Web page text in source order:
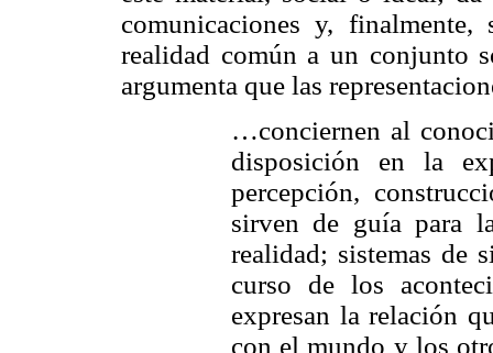
comunicaciones y,
realidad común a un conjunto
argumenta que las
…conciernen al
disposición en la
percepción,
sirven de guía para
realidad; sistemas de
curso de los
expresan la relación
con el mundo y los